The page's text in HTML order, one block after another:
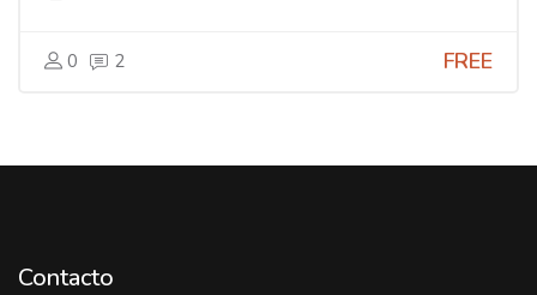
0 2 FREE
Contacto